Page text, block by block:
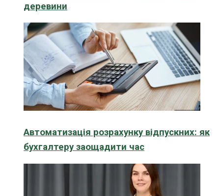
деревини
Автоматизація розрахунку відпускних: як
бухгалтеру заощадити час